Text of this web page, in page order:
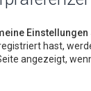
Einstellungen
hast,
angezeigt,